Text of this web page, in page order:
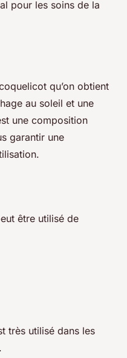
pour les soins de la
qu’on obtient
au soleil et une
une composition
garantir une
être utilisé de
très utilisé dans les